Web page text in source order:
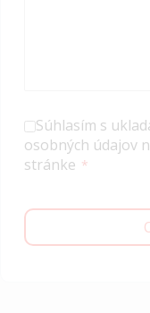
Súhlasím s
osobných údajov
stránke